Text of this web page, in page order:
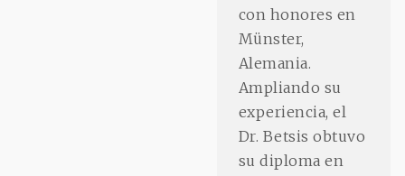
con honores en
Münster,
Alemania.
Ampliando su
experiencia, el
Dr. Betsis obtuvo
su diploma en